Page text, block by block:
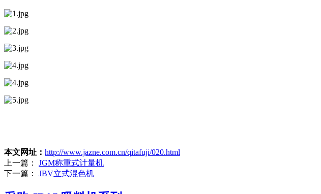
本文网址： http://www.jazne.com.cn/qitafuji/020.html
上一篇： JGM称重式计量机
下一篇： JBV立式混色机